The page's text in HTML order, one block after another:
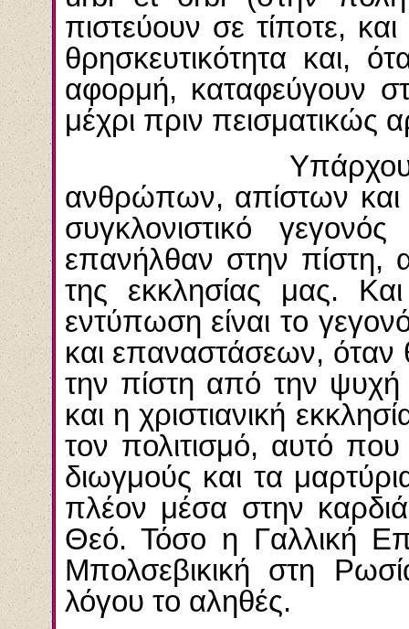
πιστεύουν σε τίποτε,
θρησκευτικότητα και,
αφορμή, καταφεύγουν
μέχρι πριν πεισματικώς
Υπάρχουν πάρα
ανθρώπων, απίστων και
συγκλονιστικό
επανήλθαν στην πίστη,
της εκκλησίας μας.
εντύπωση είναι το
και επαναστάσεων, όταν
την πίστη από την ψυχή
και η χριστιανική
τον πολιτισμό, αυτό
διωγμούς και τα
πλέον μέσα στην
Θεό. Τόσο η Γαλλική
Μπολσεβικική στη
λόγου το αληθές.